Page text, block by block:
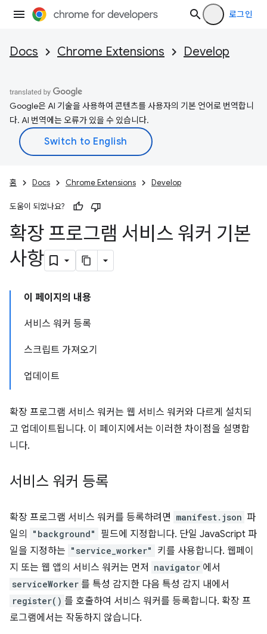
로그인
Docs Chrome Extensions Develop
Google은 AI 기술을 사용하여 콘텐츠를 사용자의 기본 언어로 번역합니
다. AI 번역에는 오류가 있을 수 있습니다.
홈 Docs Chrome Extensions Develop
도움이 되었나요?
확장 프로그램 서비스 워커 기본
사항
이 페이지의 내용
서비스 워커 등록
스크립트 가져오기
업데이트
확장 프로그램 서비스 워커는 웹 서비스 워커와 다르게 설치되
고 업데이트됩니다. 이 페이지에서는 이러한 차이점을 설명합
니다.
서비스 워커 등록
확장 프로그램 서비스 워커를 등록하려면 manifest.json 파
일의
"background"
필드에 지정합니다. 단일 JavaScript 파
일을 지정하는 "service_worker"
키를 사용합니다. 웹페이
지 또는 웹 앱의 서비스 워커는 먼저
navigator 에서
serviceWorker 를 특성 감지한 다음 특성 감지 내에서
register() 를 호출하여 서비스 워커를 등록합니다. 확장 프
로그램에서는 작동하지 않습니다.